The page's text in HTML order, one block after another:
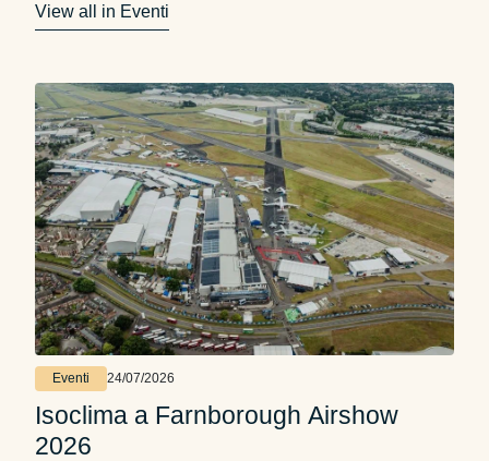
View all in Eventi
Eventi 24/07/2026
Isoclima a Farnborough Airshow
2026